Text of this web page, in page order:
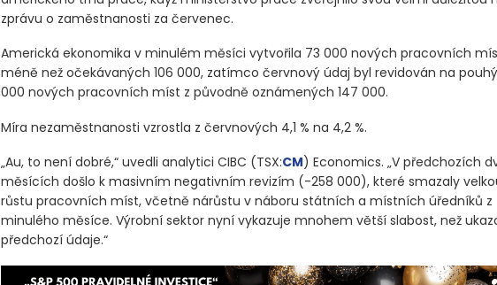
zprávu o zaměstnanosti za červenec.
Americká ekonomika v minulém měsíci vytvořila 73 000 nových pracovních
méně než očekávaných 106 000, zatímco červnový údaj byl revidován na
000 nových pracovních míst z původně oznámených 147 000.
Míra nezaměstnanosti vzrostla z červnových 4,1 % na 4,2 %.
„Au, to není dobré,“ uvedli analytici CIBC (TSX:CM) Economics. „V předchozích
měsících došlo k masivním negativním revizím (-258 000), které smazaly
růstu pracovních míst, včetně nárůstu v náboru státních a místních úředníků z
minulého měsíce. Výrobní sektor nyní vykazuje mnohem větší slabost, než
předchozí údaje.“